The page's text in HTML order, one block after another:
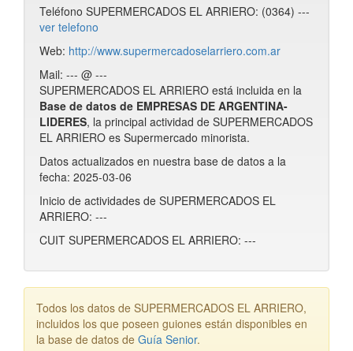
Teléfono SUPERMERCADOS EL ARRIERO: (0364) ---
ver telefono
Web: http://www.supermercadoselarriero.com.ar
Mail: --- @ ---
SUPERMERCADOS EL ARRIERO está incluida en la
Base de datos de EMPRESAS DE ARGENTINA-
LIDERES, la principal actividad de SUPERMERCADOS
EL ARRIERO es Supermercado minorista.
Datos actualizados en nuestra base de datos a la
fecha: 2025-03-06
Inicio de actividades de SUPERMERCADOS EL
ARRIERO: ---
CUIT SUPERMERCADOS EL ARRIERO: ---
Todos los datos de SUPERMERCADOS EL ARRIERO,
incluidos los que poseen guiones están disponibles en
la base de datos de Guía Senior.